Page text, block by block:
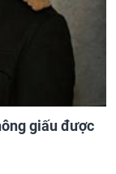
giấu được